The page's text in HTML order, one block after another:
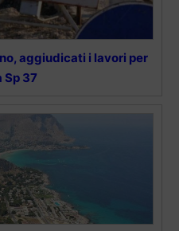
aggiudicati i lavori per
Sp 37